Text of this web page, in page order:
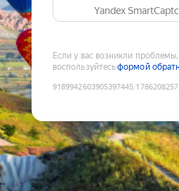
Yandex
Если у вас возникли
воспользуйтесьформой
9189942603905397445:1786208257